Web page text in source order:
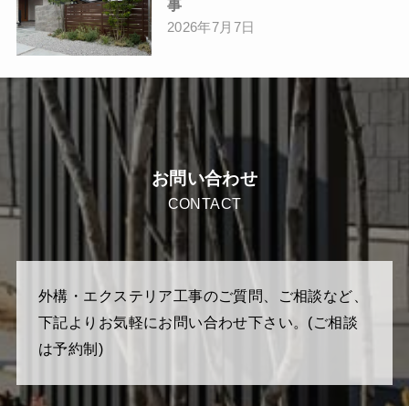
事
2026年7月7日
お問い合わせ
CONTACT
外構・エクステリア工事のご質問、ご相談など、
下記よりお気軽にお問い合わせ下さい。(ご相談
は予約制)